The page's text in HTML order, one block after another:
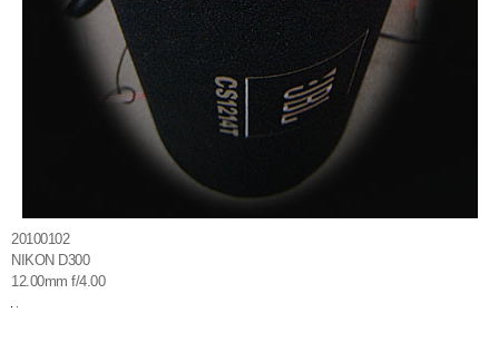
20100102
NIKON D300
12.00mm f/4.00